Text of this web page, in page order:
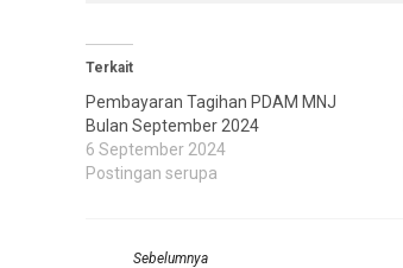
Terkait
Pembayaran Tagihan PDAM MNJ
Bulan September 2024
6 September 2024
Postingan serupa
Sebelumnya